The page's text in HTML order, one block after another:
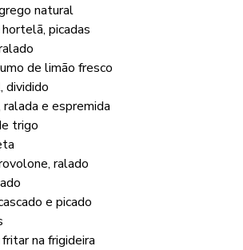
natural
picadas
de limão fresco
dividido
e espremida
trigo
ralado
e picado
na frigideira